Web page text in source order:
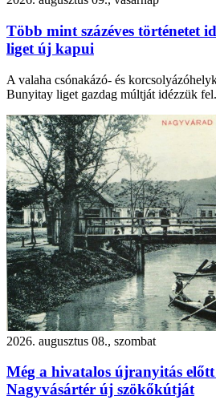
Több mint százéves történetet
liget új kapui
A valaha csónakázó- és
Bunyitay liget gazdag múltját idézzük fel.
2026. augusztus 08., szombat
Még a hivatalos újranyitás
Nagyvásártér új szökőkútját